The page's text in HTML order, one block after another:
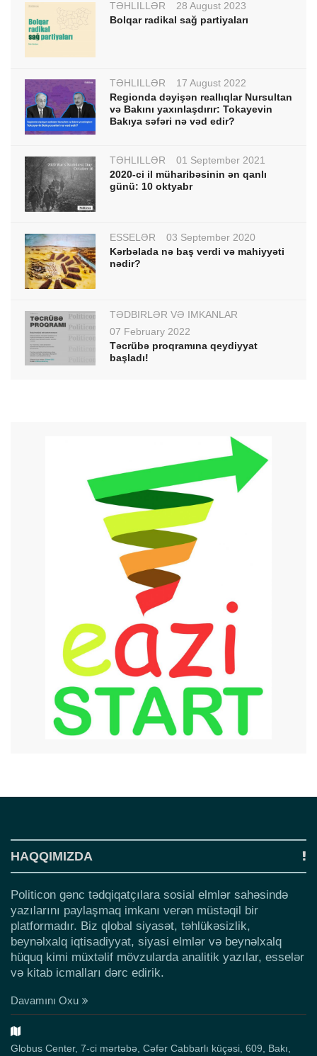
TƏHLİLLƏR
28 August 2023
Bolqar radikal sağ partiyaları
TƏHLİLLƏR
17 August 2022
Regionda dəyişən reallıqlar Nursultan
və Bakını yaxınlaşdırır: Tokayevin
Bakıya səfəri nə vəd edir?
TƏHLİLLƏR
01 September 2021
2020-ci il müharibəsinin ən qanlı
günü: 10 oktyabr
ESSELƏR
03 September 2020
Kərbəlada nə baş verdi və mahiyyəti
nədir?
TƏDBİRLƏR VƏ İMKANLAR
07 February 2022
Təcrübə proqramına qeydiyyat
başladı!
HAQQIMIZDA
Politicon gənc tədqiqatçılara sosial elmlər sahəsində
yazılarını paylaşmaq imkanı verən müstəqil bir
platformadır. Biz qlobal siyasət, təhlükəsizlik,
beynəlxalq iqtisadiyyat, siyasi elmlər və beynəlxalq
hüquq kimi müxtəlif mövzularda analitik yazılar, esselər
və kitab icmalları dərc edirik.
Davamını Oxu
Globus Center, 7-ci mərtəbə, Cəfər Cabbarlı küçəsi, 609, Bakı,